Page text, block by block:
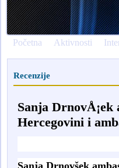
Početna Aktivnosti
Recenzije
Sanja
Hercegovini i